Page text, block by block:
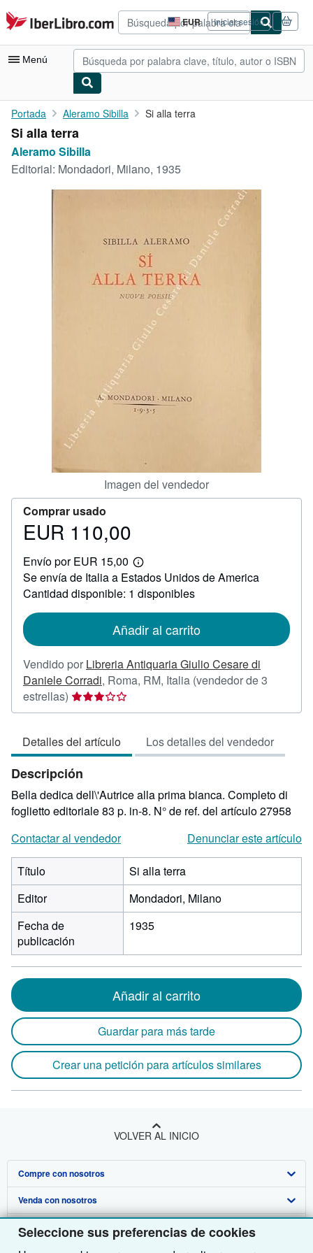
Seleccione sus preferencias de cookies
Pasar al contenido principal
IberLibro.com EUR
Preferencias
de
compra
del
Iniciar sesión
Menú
Mi cuenta
Consultar mis pedidos
Comenzar a vender
CERRAR
Portada Aleramo Sibilla Si alla terra
Si alla terra
Aleramo Sibilla
Editorial: Mondadori, Milano, 1935
Imagen del vendedor
Comprar usado
Precio
110,00
EUR 110,00
Envío por EUR 15,00
Más
información
sobre
las
envío
Se envía de Italia a Estados Unidos de America
Cantidad disponible: 1 disponibles
Añadir al carrito
Vendido por Libreria Antiquaria Giulio Cesare di
Daniele Corradi, Roma, RM, Italia (vendedor de 3
estrellas) Calificación
del
3
de
5
estrellas
Detalles del artículo Los detalles del vendedor
Descripción
Bella dedica dell\'Autrice alla prima bianca. Completo di
foglietto editoriale 83 p. in-8. N° de ref. del artículo 27958
Contactar al vendedor
Denunciar este artículo
Título
Si alla terra
Editor
Mondadori, Milano
Fecha de
publicación
1935
Añadir al carrito
Guardar para más tarde
Crear una petición para artículos similares
VOLVER AL INICIO
Compre con nosotros
Búsqueda avanzada
Colecciones
Venda con nosotros
Comenzar a vender
Sobre nosotros